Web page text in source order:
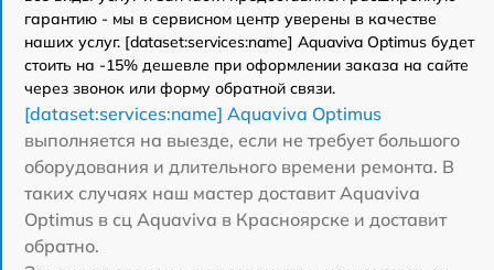
гарантию - мы в сервисном центр уверены в качестве
наших услуг. [dataset:services:name] Aquaviva Optimus будет
стоить на -15% дешевле при оформлении заказа на сайте
через звонок или форму обратной связи.
[dataset:services:name] Aquaviva Optimus
выполняется на выезде, если не требует большого
оборудования и длительного времени ремонта. В
таких случаях наш мастер доставит Aquaviva
Optimus в сц Aquaviva в Красноярске и доставит
обратно.